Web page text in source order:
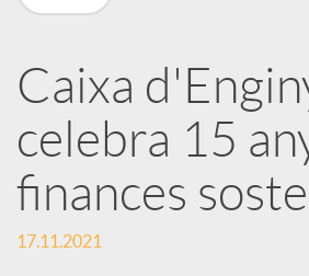
r
x
e
Caixa
celebra 15
finances
17.11.2021